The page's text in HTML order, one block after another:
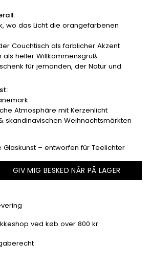
wo das Licht die orangefarbenen
Couchtisch als farblicher Akzent
als heller Willkommensgruß
für jemanden, der Natur und
Atmosphäre mit Kerzenlicht
skandinavischen Weihnachtsmärkten
Glaskunst – entworfen für Teelichter
GIV MIG BESKED NÅR PÅ LAGER
ved køb over 800 kr